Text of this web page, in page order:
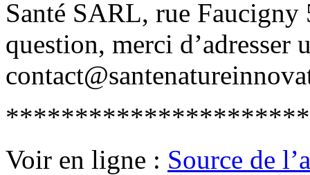
Santé SARL, rue
question, merci d’adresser
Voir en ligne : Source de